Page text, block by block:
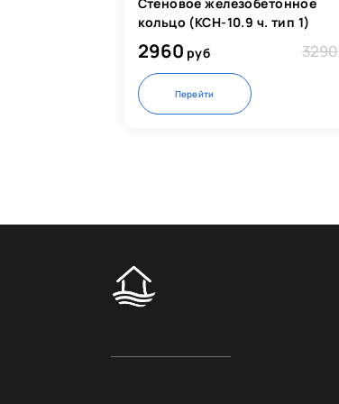
Стеновое железобетонное
кольцо (КСН-10.9 ч. тип 1)
2960 руб 3290
Перейти